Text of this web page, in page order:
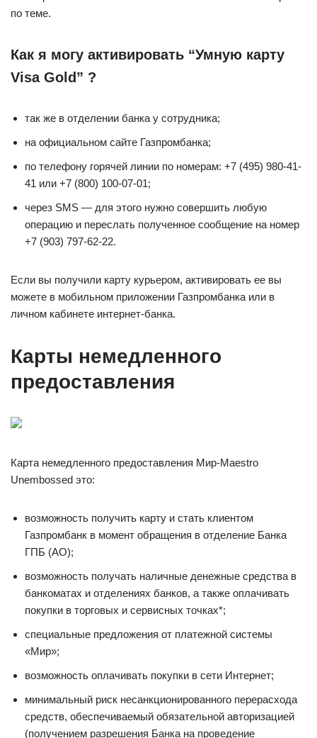
по теме.
Как я могу активировать “Умную карту
Visa Gold” ?
так же в отделении банка у сотрудника;
на официальном сайте Газпромбанка;
по телефону горячей линии по номерам: +7 (495) 980-41-
41 или +7 (800) 100-07-01;
через SMS — для этого нужно совершить любую
операцию и переслать полученное сообщение на номер
+7 (903) 797-62-22.
Если вы получили карту курьером, активировать ее вы
можете в мобильном приложении Газпромбанка или в
личном кабинете интернет-банка.
Карты немедленного
предоставления
Карта немедленного предоставления Мир-Maestro
Unembossed это:
возможность получить карту и стать клиентом
Газпромбанк в момент обращения в отделение Банка
ГПБ (АО);
возможность получать наличные денежные средства в
банкоматах и отделениях банков, а также оплачивать
покупки в торговых и сервисных точках*;
специальные предложения от платежной системы
«Мир»;
возможность оплачивать покупки в сети Интернет;
минимальный риск несанкционированного перерасхода
средств, обеспечиваемый обязательной авторизацией
(получением разрешения Банка на проведение